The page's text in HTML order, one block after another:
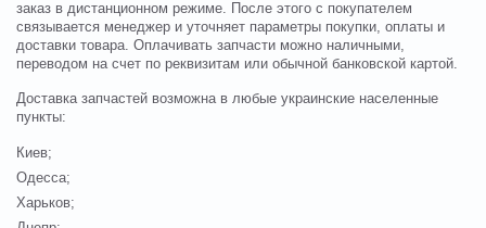
заказ в дистанционном режиме. После этого с покупателем
связывается менеджер и уточняет параметры покупки, оплаты и
доставки товара. Оплачивать запчасти можно наличными,
переводом на счет по реквизитам или обычной банковской картой.
Доставка запчастей возможна в любые украинские населенные
пункты:
Киев;
Одесса;
Харьков;